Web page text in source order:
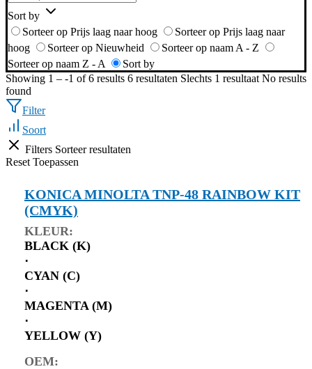
Sort by
Sorteer op Prijs laag naar hoog
Sorteer op Prijs laag naar
hoog
Sorteer op Nieuwheid
Sorteer op naam A - Z
Sorteer op naam Z - A
Sort by
Showing 1 – -1 of 6 results 6 resultaten Slechts 1 resultaat No results
found
Filter
Soort
Filters Sorteer resultaten
Reset Toepassen
KONICA MINOLTA TNP-48 RAINBOW KIT
(CMYK)
KLEUR:
BLACK (K)
⋅
CYAN (C)
⋅
MAGENTA (M)
⋅
YELLOW (Y)
OEM: